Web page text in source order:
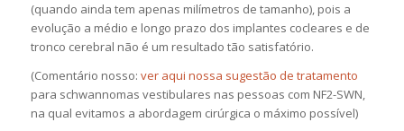
(quando ainda tem apenas milímetros de tamanho), pois a
evolução a médio e longo prazo dos implantes cocleares e de
tronco cerebral não é um resultado tão satisfatório.
(Comentário nosso: ver aqui nossa sugestão de tratamento
para schwannomas vestibulares nas pessoas com NF2-SWN,
na qual evitamos a abordagem cirúrgica o máximo possível)